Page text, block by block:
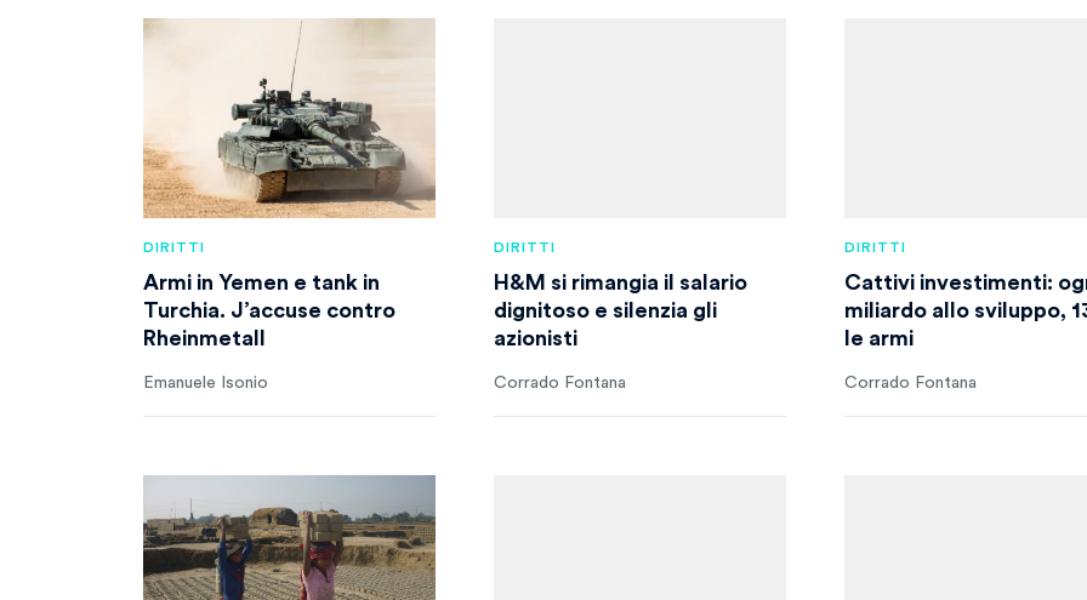
DIRITTI
Armi in Yemen e tank in
Turchia. J’accuse contro
Rheinmetall
Emanuele Isonio
DIRITTI
H&M si rimangia il salario
dignitoso e silenzia gli
azionisti
Corrado Fontana
DIRITTI
Cattivi investimenti:
miliardo allo sviluppo,
le armi
Corrado Fontana